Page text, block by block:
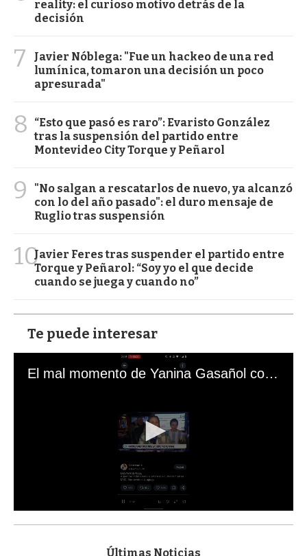
reality: el curioso motivo detrás de la
decisión
7
Javier Nóblega: "Fue un hackeo de una red
lumínica, tomaron una decisión un poco
apresurada"
8
“Esto que pasó es raro”: Evaristo González
tras la suspensión del partido entre
Montevideo City Torque y Peñarol
9
"No salgan a rescatarlos de nuevo, ya alcanzó
con lo del año pasado": el duro mensaje de
Ruglio tras suspensión
10Javier Feres tras suspender el partido entre
Torque y Peñarol: “Soy yo el que decide
cuando se juega y cuando no”
Te puede interesar
El mal momento de Yanina Gasañol con un hincha argentino en "Subrayado"
s
Últimas Noticias